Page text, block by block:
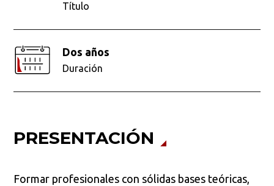
Título
Dos años
Duración
PRESENTACIÓN
Formar profesionales con sólidas bases teóricas,